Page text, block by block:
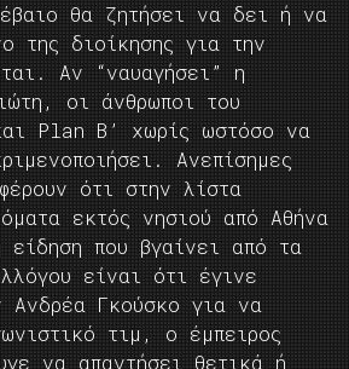
θα ζητήσει να δει ή να
της διοίκησης για την
Αν “ναυαγήσει” η
οι άνθρωποι του
Plan B’ χωρίς ωστόσο να
Ανεπίσημες
ότι στην λίστα
εκτός νησιού από Αθήνα
είδηση που βγαίνει από τα
είναι ότι έγινε
Ανδρέα Γκούσκο για να
τιμ, ο έμπειρος
να απαντήσει θετικά ή